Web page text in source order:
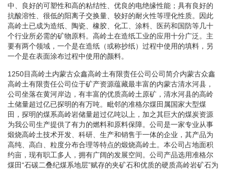
中、良好的可塑性和高的粘结性、优良的电绝缘性能；具有良好的
抗酸溶性、很低的阳离子交换量、较好的耐火性等理化性质。因此
高岭土已成为造纸、陶瓷、橡胶、化工、涂料、医药和国防等几十
个行业所必需的矿物原料。高岭土在造纸工业的应用十分广泛。主
要有两个领域，一个是在造纸（或称抄纸）过程中使用的填料，另
一个是在表面涂布过程中使用的颜料。
1250目高岭土内蒙古众鑫高岭土有限责任公司公司简介内蒙古众鑫
高岭土有限责任公司位于矿产资源蕴藏最丰富的内蒙古清水河县，
公司坐落在黄河岸边，有丰富的优质高岭土原矿，清水河县的高岭
土储量超过亿已探明的有万吨。毗邻的准格尔煤田属国家大型煤
田，探明的煤系高岭岩储量超过亿吨以上，加之其巨大的煤炭资源
为我公司生产提供了有力的燃料和原料保障。公司是一家专业从事
煅烧高岭土技术开发、科研、生产和销售于一体的企业，其产品为
高纯、高白、粒度分布合理等特点的煅烧高岭土。本公司占地面积
约亩，现有职工多人，拥有广阔的发展空间。公司产品选用准格尔
煤田“石碳二叠纪煤系地层”赋存的夹矿石和优质的硬质高岭岩矿石为